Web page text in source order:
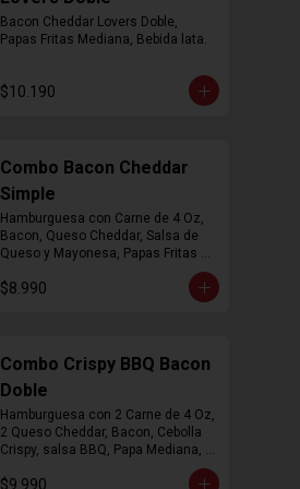
Bacon Cheddar Lovers Doble,
Papas Fritas Mediana, Bebida lata.
$10.190
Combo Bacon Cheddar
Simple
Hamburguesa con Carne de 4 Oz,
Bacon, Queso Cheddar, Salsa de
Queso y Mayonesa, Papas Fritas
$8.990
Combo Crispy BBQ Bacon
Doble
Hamburguesa con 2 Carne de 4 Oz,
2 Queso Cheddar, Bacon, Cebolla
Crispy, salsa BBQ, Papa Mediana,
$9.990